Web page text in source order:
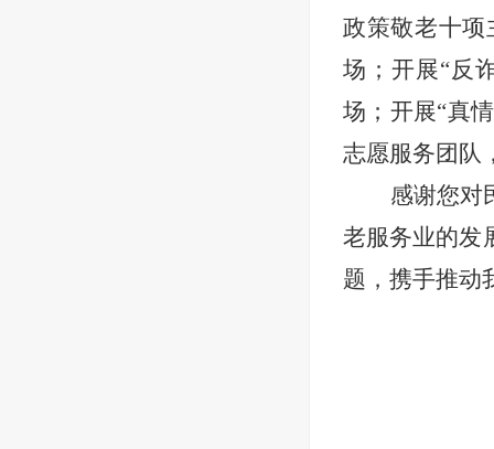
政策敬老十
场；开展“反
场；开展“真
志愿服务团队
感谢您对
老服务业的发
题，携手推动